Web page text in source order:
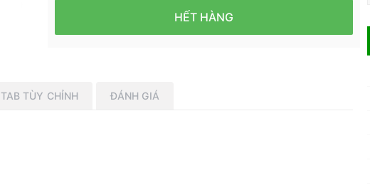
HẾT HÀNG
TAB TÙY CHỈNH ĐÁNH GIÁ